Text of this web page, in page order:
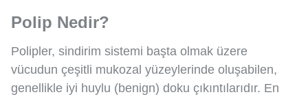
Polip Nedir?
Polipler, sindirim sistemi başta olmak üzere
vücudun çeşitli mukozal yüzeylerinde oluşabilen,
genellikle iyi huylu (benign) doku çıkıntılarıdır. En